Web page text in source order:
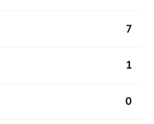
7
1
0